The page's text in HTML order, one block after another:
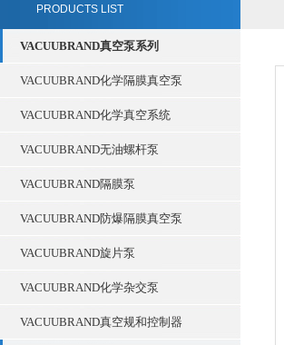
PRODUCTS LIST
VACUUBRAND真空泵系列
VACUUBRAND化学隔膜真空泵
VACUUBRAND化学真空系统
VACUUBRAND无油螺杆泵
VACUUBRAND隔膜泵
VACUUBRAND防爆隔膜真空泵
VACUUBRAND旋片泵
VACUUBRAND化学杂交泵
VACUUBRAND真空规和控制器